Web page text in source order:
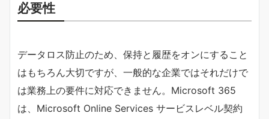
必要性
データロス防止のため、保持と履歴をオンにすること
はもちろん大切ですが、一般的な企業ではそれだけで
は業務上の要件に対応できません。Microsoft 365
は、Microsoft Online Services サービスレベル契約